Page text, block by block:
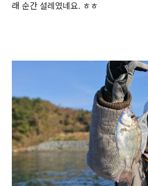
래 순간 설레였네요. ㅎㅎ